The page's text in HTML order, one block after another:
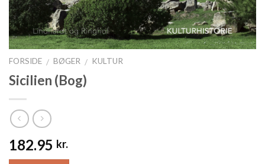
FORSIDE / BØGER / KULTUR
Sicilien (Bog)
182.95 kr.